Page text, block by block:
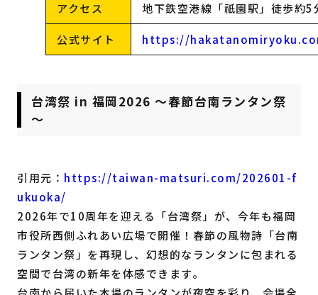
アクセス 地下鉄空港線「祇園駅」徒歩約5
公式サイト https://
台湾祭 in 福岡2026 ～春節台南ランタン祭
～
引用元： https://taiwan-matsuri.com/202601-f
ukuoka/
2026年で10周年を迎える「台湾祭」が、今年も福岡
市役所西側ふれあい広場で開催！春節の風物詩「台南
ランタン祭」を再現し、幻想的なランタンに包まれる
空間で台湾の新年を体感できます。